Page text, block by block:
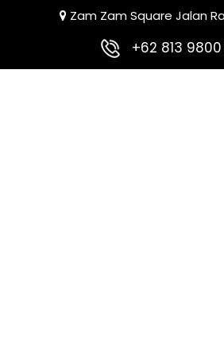
Zam Zam Square Jalan
+62 813